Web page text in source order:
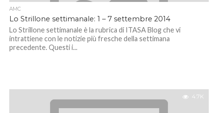
AMC
Lo Strillone settimanale: 1 – 7 settembre 2014
Lo Strillone settimanale è la rubrica di ITASA Blog che vi
intrattiene con le notizie più fresche della settimana
precedente. Questi i...
4.7K